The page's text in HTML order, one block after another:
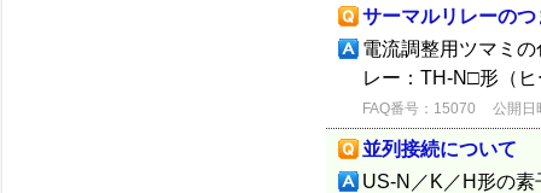
サーマルリレーの
電流調整用ツマミ
レー：TH-N□形（
FAQ番号：15070 公開日
並列接続について
US-N／K／H形の